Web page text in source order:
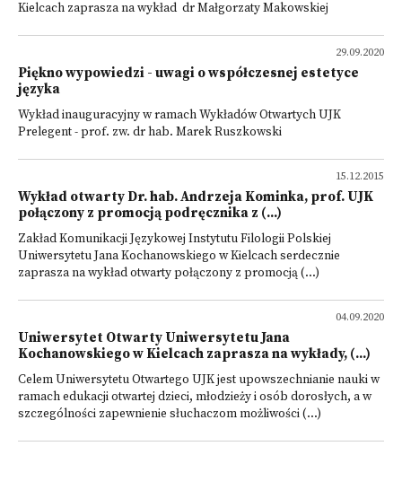
Kielcach zaprasza na wykład dr Małgorzaty Makowskiej
29.09.2020
Piękno wypowiedzi - uwagi o współczesnej estetyce
języka
Wykład inauguracyjny w ramach Wykładów Otwartych UJK
Prelegent - prof. zw. dr hab. Marek Ruszkowski
15.12.2015
Wykład otwarty Dr. hab. Andrzeja Kominka, prof. UJK
połączony z promocją podręcznika z (...)
Zakład Komunikacji Językowej Instytutu Filologii Polskiej
Uniwersytetu Jana Kochanowskiego w Kielcach serdecznie
zaprasza na wykład otwarty połączony z promocją (...)
04.09.2020
Uniwersytet Otwarty Uniwersytetu Jana
Kochanowskiego w Kielcach zaprasza na wykłady, (...)
Celem Uniwersytetu Otwartego UJK jest upowszechnianie nauki w
ramach edukacji otwartej dzieci, młodzieży i osób dorosłych, a w
szczególności zapewnienie słuchaczom możliwości (...)